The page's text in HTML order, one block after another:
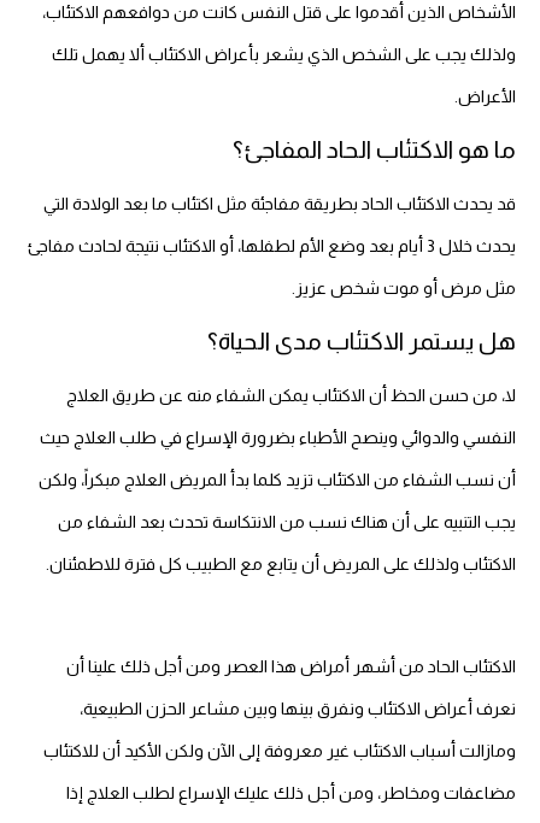
الأشخاص الذين أقدموا على قتل النفس كانت من دوافعهم الاكتئاب،
ولذلك يجب على الشخص الذي يشعر بأعراض الاكتئاب ألا يهمل تلك
الأعراض.
ما هو الاكتئاب الحاد المفاجئ؟
قد يحدث الاكتئاب الحاد بطريقة مفاجئة مثل اكتئاب ما بعد الولادة التي
يحدث خلال 3 أيام بعد وضع الأم لطفلها، أو الاكتئاب نتيجة لحادث مفاجئ
مثل مرض أو موت شخص عزيز.
هل يستمر الاكتئاب مدى الحياة؟
لا، من حسن الحظ أن الاكتئاب يمكن الشفاء منه عن طريق العلاج
النفسي والدوائي وينصح الأطباء بضرورة الإسراع في طلب العلاج حيث
أن نسب الشفاء من الاكتئاب تزيد كلما بدأ المريض العلاج مبكراً، ولكن
يجب التنبيه على أن هناك نسب من الانتكاسة تحدث بعد الشفاء من
الاكتئاب ولذلك على المريض أن يتابع مع الطبيب كل فترة للاطمئنان.
الاكتئاب الحاد من أشهر أمراض هذا العصر ومن أجل ذلك علينا أن
نعرف أعراض الاكتئاب ونفرق بينها وبين مشاعر الحزن الطبيعية،
ومازالت أسباب الاكتئاب غير معروفة إلى الآن ولكن الأكيد أن للاكتئاب
مضاعفات ومخاطر، ومن أجل ذلك عليك الإسراع لطلب العلاج إذا